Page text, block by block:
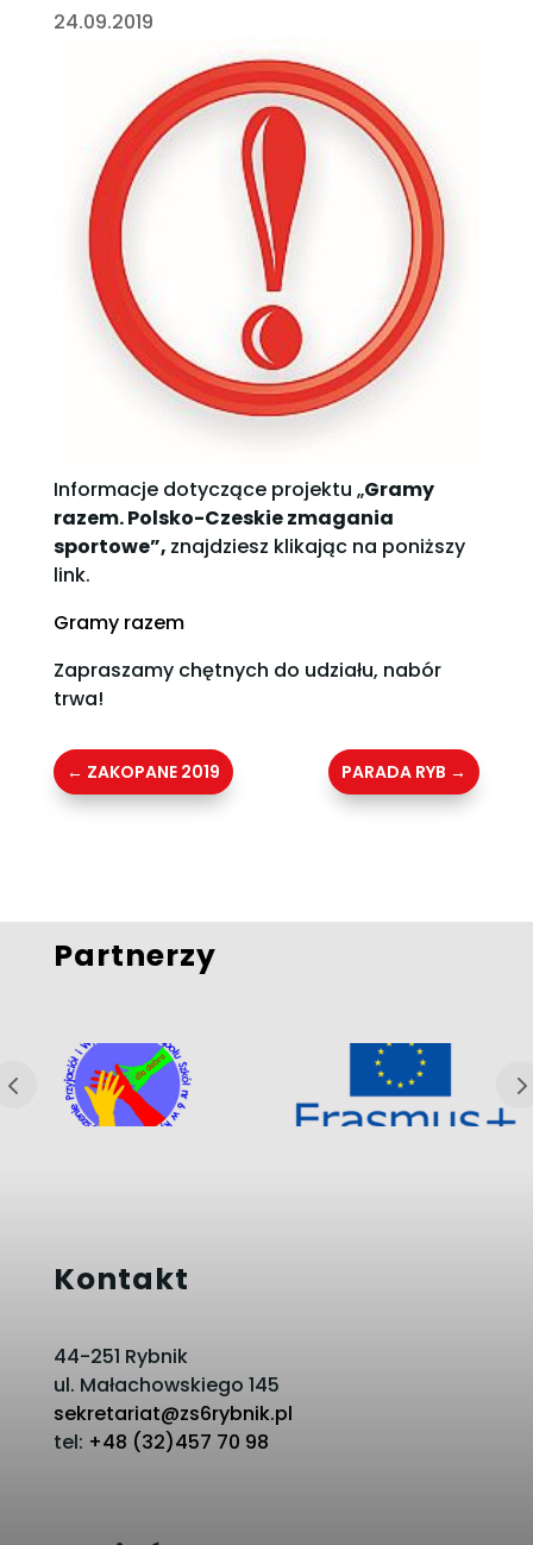
24.09.2019
Informacje dotyczące projektu „Gramy
razem. Polsko-Czeskie zmagania
sportowe”, znajdziesz klikając na poniższy
link.
Gramy razem
Zapraszamy chętnych do udziału, nabór
trwa!
← ZAKOPANE 2019 PARADA RYB →
Partnerzy
Kontakt
44-251 Rybnik
ul. Małachowskiego 145
sekretariat@zs6rybnik.pl
tel: +48 (32)457 70 98